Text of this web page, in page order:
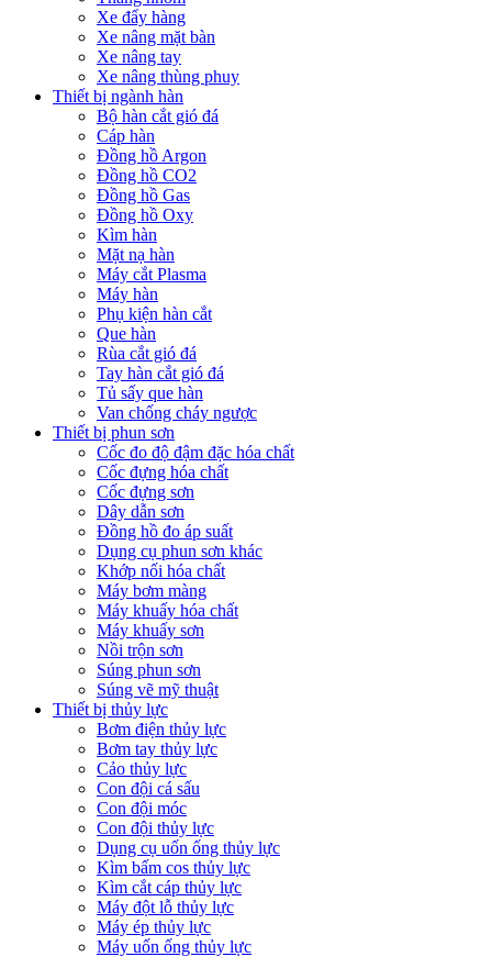
Xe đẩy hàng
Xe nâng mặt bàn
Xe nâng tay
Xe nâng thùng phuy
Thiết bị ngành hàn
Bộ hàn cắt gió đá
Cáp hàn
Đồng hồ Argon
Đồng hồ CO2
Đồng hồ Gas
Đồng hồ Oxy
Kìm hàn
Mặt nạ hàn
Máy cắt Plasma
Máy hàn
Phụ kiện hàn cắt
Que hàn
Rùa cắt gió đá
Tay hàn cắt gió đá
Tủ sấy que hàn
Van chống cháy ngược
Thiết bị phun sơn
Cốc đo độ đậm đặc hóa chất
Cốc đựng hóa chất
Cốc đựng sơn
Dây dẫn sơn
Đồng hồ đo áp suất
Dụng cụ phun sơn khác
Khớp nối hóa chất
Máy bơm màng
Máy khuấy hóa chất
Máy khuấy sơn
Nồi trộn sơn
Súng phun sơn
Súng vẽ mỹ thuật
Thiết bị thủy lực
Bơm điện thủy lực
Bơm tay thủy lực
Cảo thủy lực
Con đội cá sấu
Con đội móc
Con đội thủy lực
Dụng cụ uốn ống thủy lực
Kìm bấm cos thủy lực
Kìm cắt cáp thủy lực
Máy đột lỗ thủy lực
Máy ép thủy lực
Máy uốn ống thủy lực